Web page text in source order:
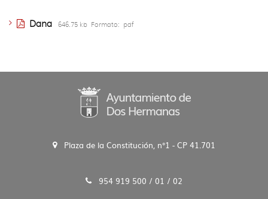
Dana 646.75 kb Formato: pdf
Plaza de la Constitución, n°1 - CP 41.701
954 919 500 / 01 / 02